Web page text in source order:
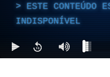
ESTE CONTEÚDO
INDISPONÍVEL